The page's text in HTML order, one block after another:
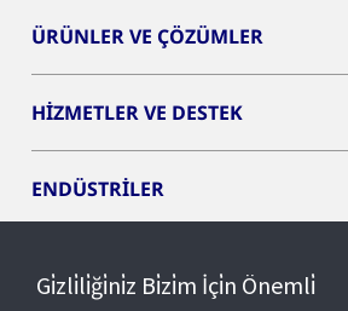
ÜRÜNLER VE ÇÖZÜMLER
HİZMETLER VE DESTEK
ENDÜSTRİLER
Gi̇zli̇li̇ği̇ni̇z Bi̇zi̇m İçi̇n Önemli̇